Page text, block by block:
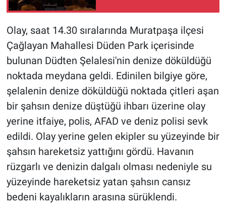
Olay, saat 14.30 sıralarında Muratpaşa ilçesi
Çağlayan Mahallesi Düden Park içerisinde
bulunan Düdten Şelalesi'nin denize döküldüğü
noktada meydana geldi. Edinilen bilgiye göre,
şelalenin denize döküldüğü noktada çitleri aşan
bir şahsın denize düştüğü ihbarı üzerine olay
yerine itfaiye, polis, AFAD ve deniz polisi sevk
edildi. Olay yerine gelen ekipler su yüzeyinde bir
şahsın hareketsiz yattığını gördü. Havanın
rüzgarlı ve denizin dalgalı olması nedeniyle su
yüzeyinde hareketsiz yatan şahsın cansız
bedeni kayalıkların arasına sürüklendi.